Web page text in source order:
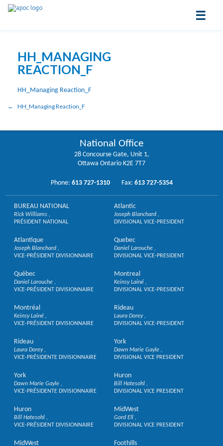
☰
HH_MANAGING
REACTION_F
HH_Managing Reaction_F
HH_Managing Reaction_F
National Office
28 Concourse Gate, Unit 1,
Ottawa Ontario K2E 7T7
Phone: 613 727-1310 Fax: 613 727-5354
BUREAU NATIONAL
Rick Williams
PRÉSIDENT NATIONAL
Atlantic
Joseph Blanchard
DIVISIONAL VICE-PRESIDENT
Atlantique
Joseph Blanchard
VICE-PRÉSIDENT DIVISIONNAIRE
Quebec
Daniel Larouche
DIVISIONAL VICE-PRESIDENT
Québec
Daniel Larouche
VICE-PRÉSIDENT DIVISIONNAIRE
Montreal
Keinsy Lainé
DIVISIONAL VICE-PRESIDENT
Montréal
Keinsy Lainé
VICE-PRÉSIDENT DIVISIONNAIRE
Rideau
Laura Dorey
DIVISIONAL VICE-PRESIDENT
Rideau
Laura Dorey
VICE-PRÉSIDENTE DIVISIONNAIRE
York
Dawn Marie Gayle
DIVISIONAL VICE PRESIDENT
York
Dawn Marie Gayle
VICE-PRÉSIDENTE DIVISIONNAIRE
Huron
Bill Hatesohl
DIVISIONAL VICE PRESIDENT
Huron
Bill Hatesohl
VICE-PRÉSIDENT DIVISIONNAIRE
MidWest
Gord Ell
DIVISIONAL VICE PRESIDENT
MidWest Foothills